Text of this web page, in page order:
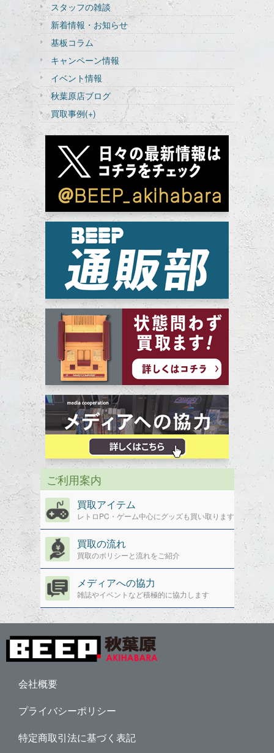
スタッフの雑談
新着情報・お知らせ
基板コラム
キャンペーン情報
イベント情報
秋葉原店ブログ
買取事例(+)
ご利用案内
買取アイテム
レトロPC・ゲーム中心にグッズも買い取ります
買取の流れ
買取のポリシーと流れをご紹介
メディアへの協力
雑誌やイベントなど積極的に協力します
会社概要
プライバシーポリシー
特定商取引法に基づく表記